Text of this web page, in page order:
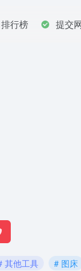
排行榜 提交
其他工具 # 图床